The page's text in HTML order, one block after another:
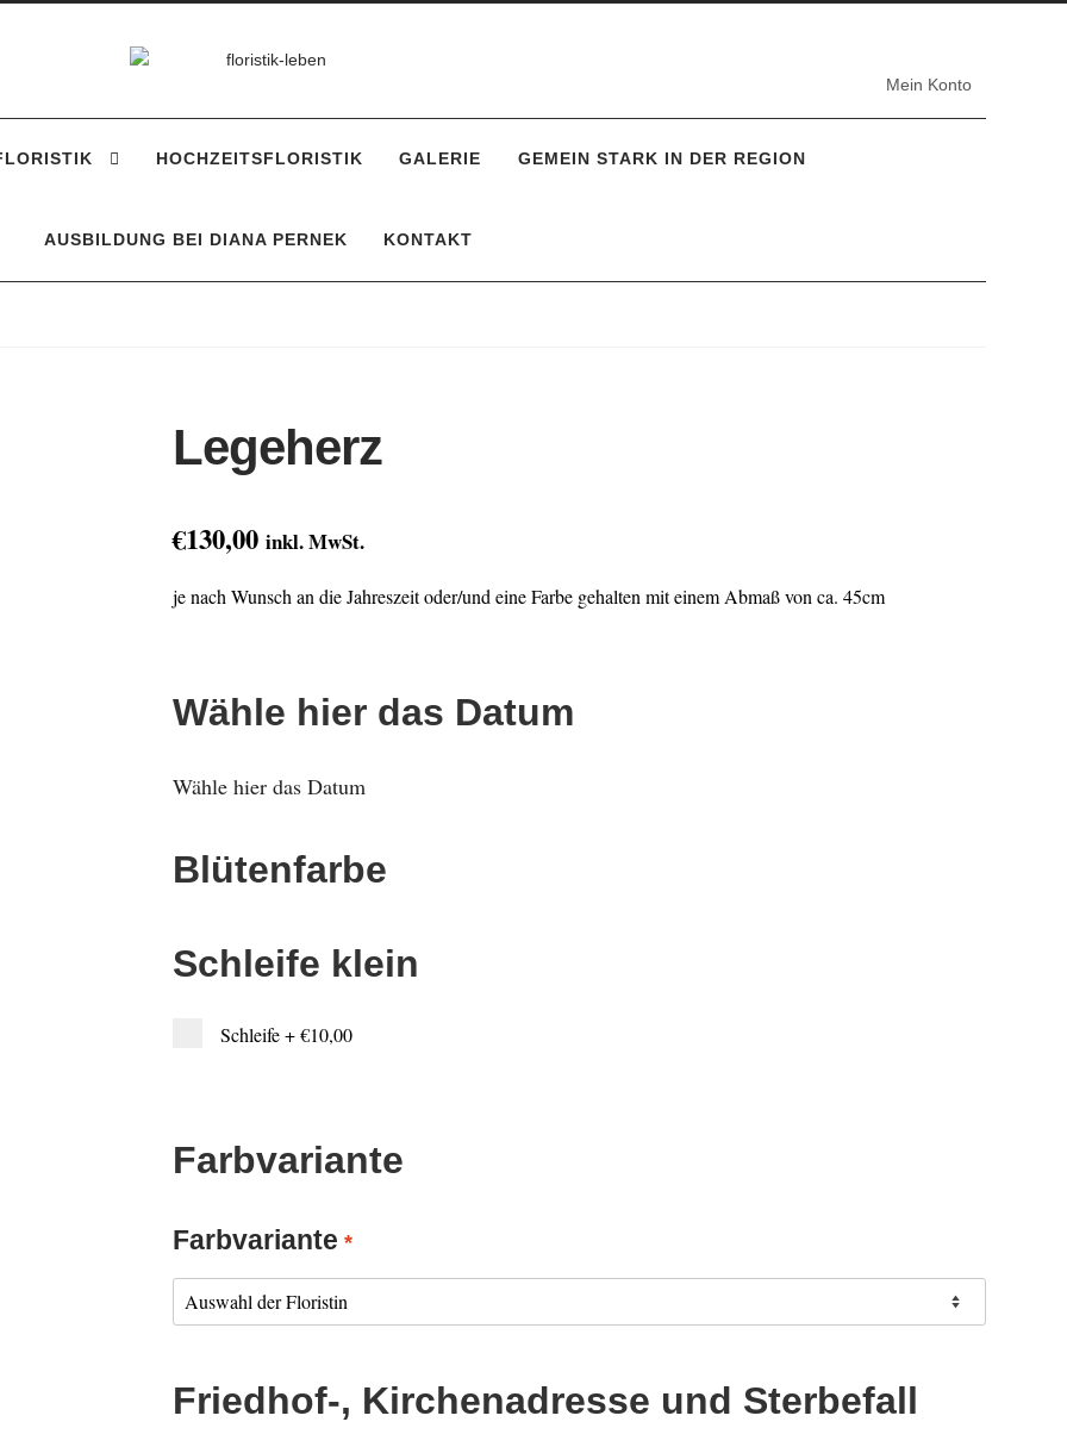
Mein Konto
HOCHZEITSFLORISTIK GALERIE GEMEIN STARK IN DER REGION
AUSBILDUNG BEI DIANA PERNEK KONTAKT
Legeherz
€130,00 inkl. MwSt.
je nach Wunsch an die Jahreszeit oder/und eine Farbe gehalten mit einem Abmaß von ca. 45cm
Wähle hier das Datum
Wähle hier das Datum
Blütenfarbe
Schleife klein
Schleife+€10,00
Farbvariante
Farbvariante *
Friedhof-, Kirchenadresse und Sterbefall